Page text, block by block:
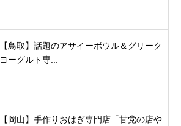
【鳥取】話題のアサイーボウル＆グリーク
ヨーグルト専...
【岡山】手作りおはぎ専門店「甘党の店や